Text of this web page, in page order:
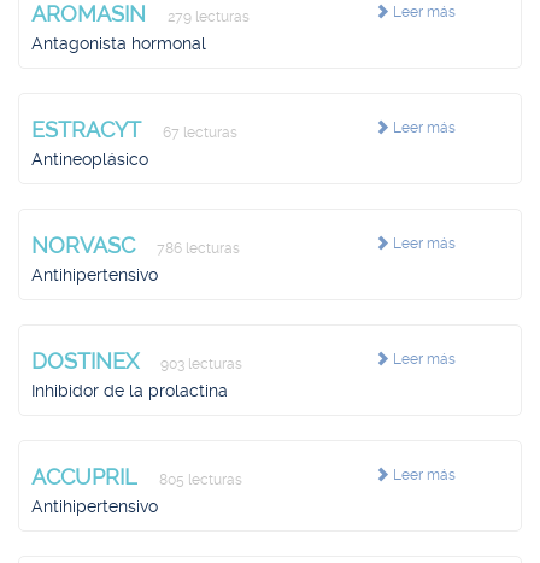
Leer más
AROMASIN 279 lecturas
Antagonista hormonal
Leer más
ESTRACYT 67 lecturas
Antineoplásico
Leer más
NORVASC 786 lecturas
Antihipertensivo
Leer más
DOSTINEX 903 lecturas
Inhibidor de la prolactina
Leer más
ACCUPRIL 805 lecturas
Antihipertensivo